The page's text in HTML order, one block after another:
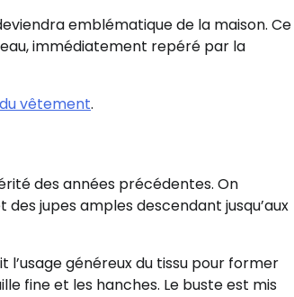
emblématique de la maison. Ce
immédiatement repéré par la
vêtement.
des années précédentes. On
jupes amples descendant jusqu’aux
généreux du tissu pour former
fine et les hanches. Le buste est mis